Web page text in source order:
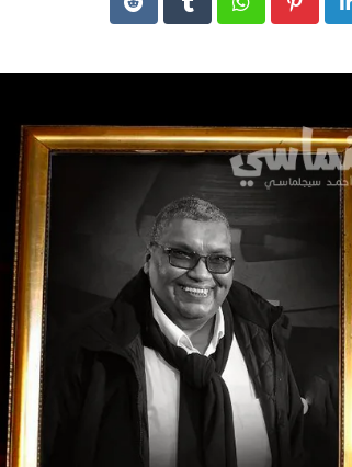
LinkedIn
Pinterest
Whatsapp
Tumblr
Reddit